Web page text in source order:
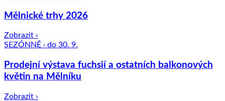
Mělnické trhy 2026
Zobrazit ›
SEZÓNNĚ · do 30. 9.
Prodejní výstava fuchsií a ostatních balkonových
květin na Mělníku
Zobrazit ›